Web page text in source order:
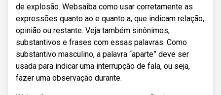
de explosão. Websaiba como usar corretamente as
expressões quanto ao e quanto a, que indicam relação,
opinião ou restante. Veja também sinônimos,
substantivos e frases com essas palavras. Como
substantivo masculino, a palavra “aparte” deve ser
usada para indicar uma interrupção de fala, ou seja,
fazer uma observação durante.